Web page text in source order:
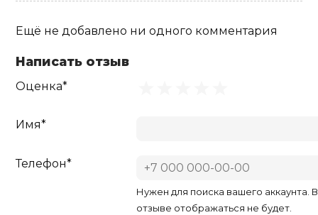
Ещё не добавлено ни одного комментария
Написать отзыв
Оценка*
Имя*
Телефон*
Нужен для поиска вашего аккаунта. В
отзыве отображаться не будет.